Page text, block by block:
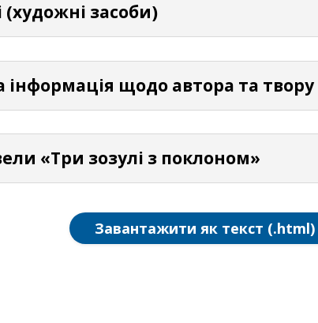
(художні засоби)
інформація щодо автора та твору
«Три зозулі з поклоном»
Завантажити як текст (.html)